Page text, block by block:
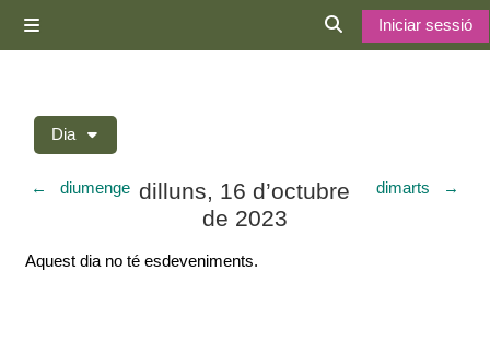
Commuta l'entrada
Iniciar sessió
Dia
← diumenge dilluns, 16 d’octubre
de 2023
dimarts →
Aquest dia no té esdeveniments.